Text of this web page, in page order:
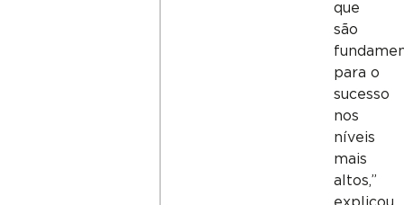
que
são
para o
sucesso
nos
níveis
mais
altos,”